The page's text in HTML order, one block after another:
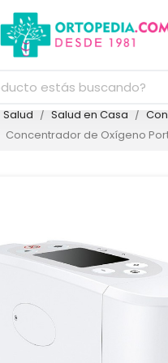
Salud Salud en Casa
Concentrador de Oxígeno